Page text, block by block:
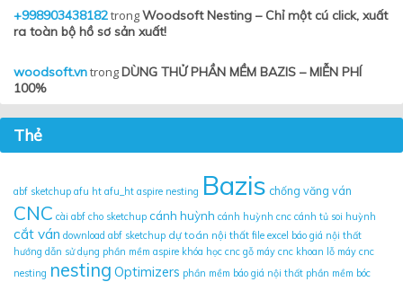
+998903438182trongWoodsoft Nesting – Chỉ một cú click, xuất
ra toàn bộ hồ sơ sản xuất!
woodsoft.vntrongDÙNG THỬ PHẦN MỀM BAZIS – MIỄN PHÍ
100%
Thẻ
abf sketchup afu ht afu_ht aspire nesting Bazis chống văng ván
CNC cài abf cho sketchup cánh huỳnh cánh huỳnh cnc cánh tủ soi huỳnh
cắt ván download abf sketchup dự toán nội thất file excel báo giá nội thất
hướng dẫn sử dụng phần mềm aspire khóa học cnc gỗ máy cnc khoan lỗ máy cnc
nesting nesting Optimizers phần mềm báo giá nội thất phần mềm bóc